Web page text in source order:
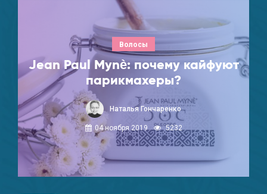
Волосы
Jean Paul Mynè: почему кайфуют
парикмахеры?
Наталья Гончаренко
04 ноября 2019 5232